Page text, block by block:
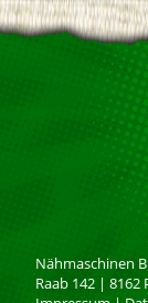
Nähmaschinen
Raab 142 |8162